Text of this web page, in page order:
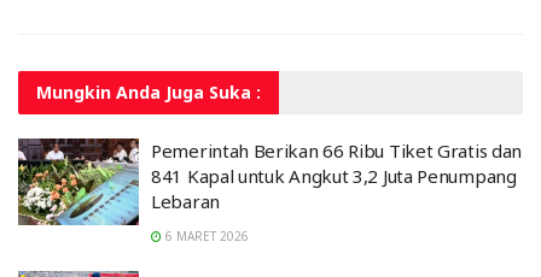
Mungkin Anda Juga Suka :
Pemerintah Berikan 66 Ribu Tiket Gratis dan
841 Kapal untuk Angkut 3,2 Juta Penumpang
Lebaran
6 MARET 2026